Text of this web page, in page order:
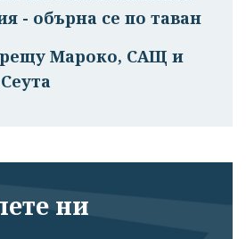
- обърна се по таван
Мароко, САЩ и
ни